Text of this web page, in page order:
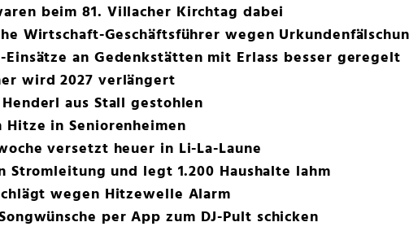
beim 81. Villacher Kirchtag dabei
Wirtschaft-Geschäftsführer wegen
Einsätze an Gedenkstätten mit Erlass besser geregelt
wird 2027 verlängert
aus Stall gestohlen
Hitze in Seniorenheimen
versetzt heuer in Li-La-Laune
Stromleitung und legt 1.200 Haushalte lahm
wegen Hitzewelle Alarm
per App zum DJ-Pult schicken